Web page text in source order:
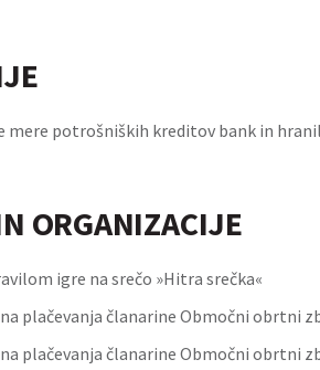
mere potrošniških kreditov bank in
ORGANIZACIJE
igre na srečo »Hitra srečka«
plačevanja članarine Območni obrtni
plačevanja članarine Območni obrtni